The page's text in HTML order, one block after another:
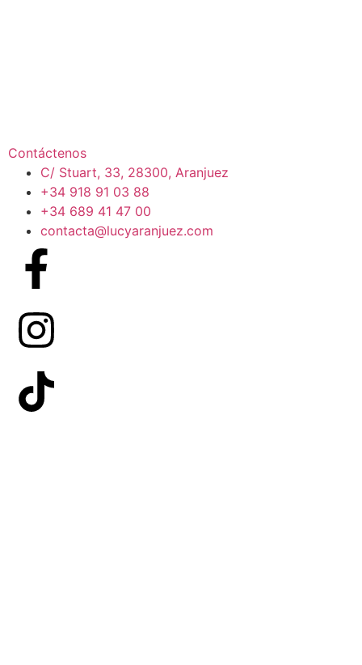
Contáctenos
C/ Stuart, 33, 28300, Aranjuez
+34 918 91 03 88
+34 689 41 47 00
contacta@lucyaranjuez.com